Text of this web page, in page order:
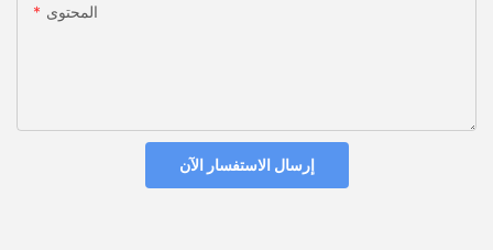
المحتوى
إرسال الاستفسار الآن